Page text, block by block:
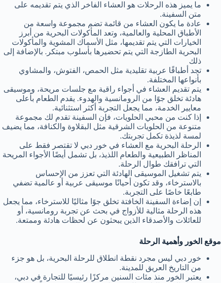
ما يميز هذه الرحلات هو العشاء الفاخر الذي يتم تقديمه على
متن السفينة.
عادة ما يكون العشاء من قائمة تضم مجموعة واسعة من
الأطباق المحلية والعالمية، وتعد المأكولات البحرية من أبرز
الخيارات التي يتم تقديمها، مثل الأسماك المشوية والمأكولات
البحرية الطازجة التي يتم تحضيرها بأسلوب مبتكر. بالإضافة إلى
ذلك
تجد أطباقًا عربية تقليدية مثل الحمص، الفتوش، والمشاوي
بأنواعها المختلفة.
يتم تقديم العشاء في أجواء راقية مع جلسات مريحة، وموسيقى
هادئة تخلق جوًا من الرومانسية والهدوء. يقدم الطعام بأعلى
معايير الخدمة، مما يجعل التجربة أكثر استثنائية.
إذا كنت من محبي الحلويات، فإن السفينة تقدم لك مجموعة
متنوعة من الحلويات الشرقية مثل البقلاوة والكنافة، مما يضيف
لمسة لذيذة تكمل تجربتك.
الرحلة البحرية مع العشاء في خور دبي لا تقتصر فقط على
المناظر الطبيعية والطعام اللذيذ، بل تشمل أيضًا الأجواء المريحة
التي ترافقك طوال الرحلة.
يتم تشغيل الموسيقى الهادئة التي تعزز من الإحساس
بالاسترخاء، وقد تكون أحيانًا موسيقى عربية أو عالمية تضفي
طابعًا خاصًا على التجربة.
إن إضاءة السفينة الخافتة تخلق جوًا مثاليًا للاسترخاء، مما يجعل
هذه الرحلة مثالية للأزواج في بحث عن تجربة رومانسية، أو
للعائلات والأصدقاء الذين يبحثون عن لحظات هادئة وممتعة.
موقع الخور وأهمية الرحلة
خور دبي ليس مجرد نقطة انطلاق للرحلة البحرية، بل هو جزء
من التاريخ العريق للمدينة.
يعتبر الخور منذ مئات السنين مركزًا رئيسيًا للتجارة في دبي،